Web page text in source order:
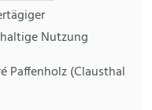
Nutzung
Paffenholz (Clausthal